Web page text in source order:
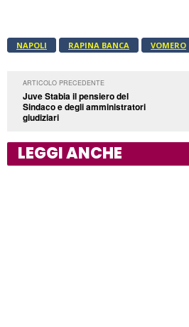
NAPOLI RAPINA BANCA VOMERO
ARTICOLO PRECEDENTE
Juve Stabia il pensiero del
Sindaco e degli amministratori
giudiziari
LEGGI ANCHE